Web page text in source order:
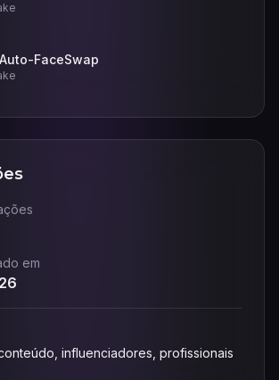
FaceSwap
em
influenciadores, profissionais